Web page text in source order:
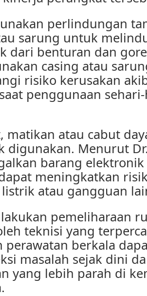
perlindungan
sarung untuk
dari benturan dan
casing atau
risiko kerusakan
penggunaan
matikan atau cabut
digunakan. Menurut
barang
meningkatkan
atau gangguan
lakukan pemeliharaan
teknisi yang
perawatan berkala
masalah sejak dini
yang lebih parah di